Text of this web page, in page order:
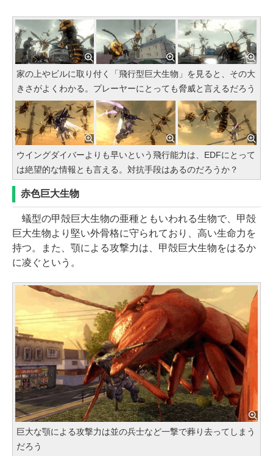
家の上やビルに取り付く「飛行型巨大生物」を見ると、その大
きさがよくわかる。プレーヤーにとっても脅威と言えるだろう
ウイングダイバーよりも早いという飛行能力は、EDFにとって
は絶望的な情報とも言える。対抗手段はあるのだろうか？
赤色巨大生物
蟻型の甲殻巨大生物の亜種ともいわれる生物で、甲殻
巨大生物より堅い外骨格に守られており、高い生命力を
持つ。また、顎による攻撃力は、甲殻巨大生物をはるか
に凌ぐという。
巨大な顎による攻撃力は並の兵士など一撃で葬り去ってしまう
だろう